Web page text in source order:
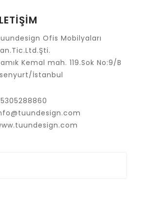
Ofis Mobilyaları
Kemal mah. 119.Sok No:9/B
İstanbul